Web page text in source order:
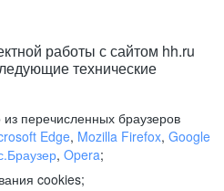
работы с сайтом hh.ru
технические
из перечисленных браузеров
Edge, Mozilla Firefox, Google
, Opera;
cookies;